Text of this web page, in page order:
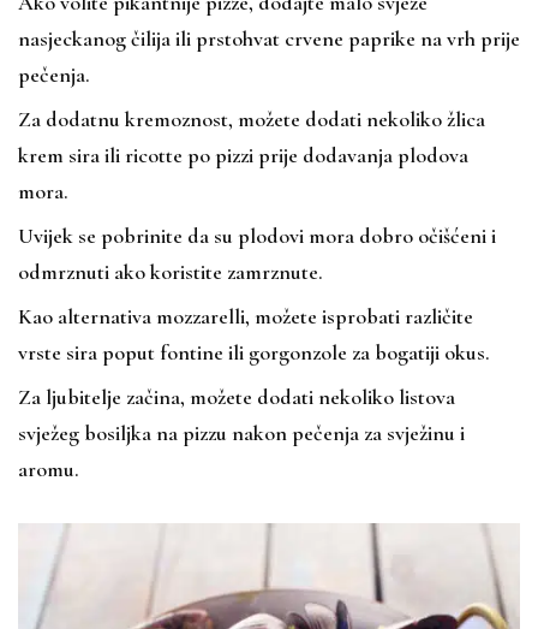
nasjeckanog čilija ili prstohvat crvene paprike na vrh prije
pečenja.
Za dodatnu kremoznost, možete dodati nekoliko žlica
krem sira ili ricotte po pizzi prije dodavanja plodova
mora.
Uvijek se pobrinite da su plodovi mora dobro očišćeni i
odmrznuti ako koristite zamrznute.
Kao alternativa mozzarelli, možete isprobati različite
vrste sira poput fontine ili gorgonzole za bogatiji okus.
Za ljubitelje začina, možete dodati nekoliko listova
svježeg bosiljka na pizzu nakon pečenja za svježinu i
aromu.